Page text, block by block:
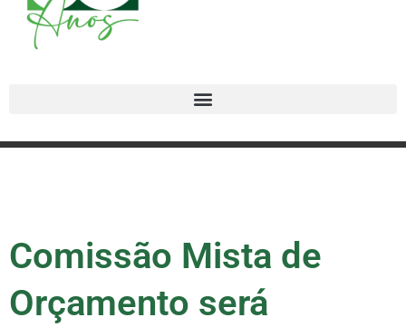
Comissão Mista de
Orçamento será